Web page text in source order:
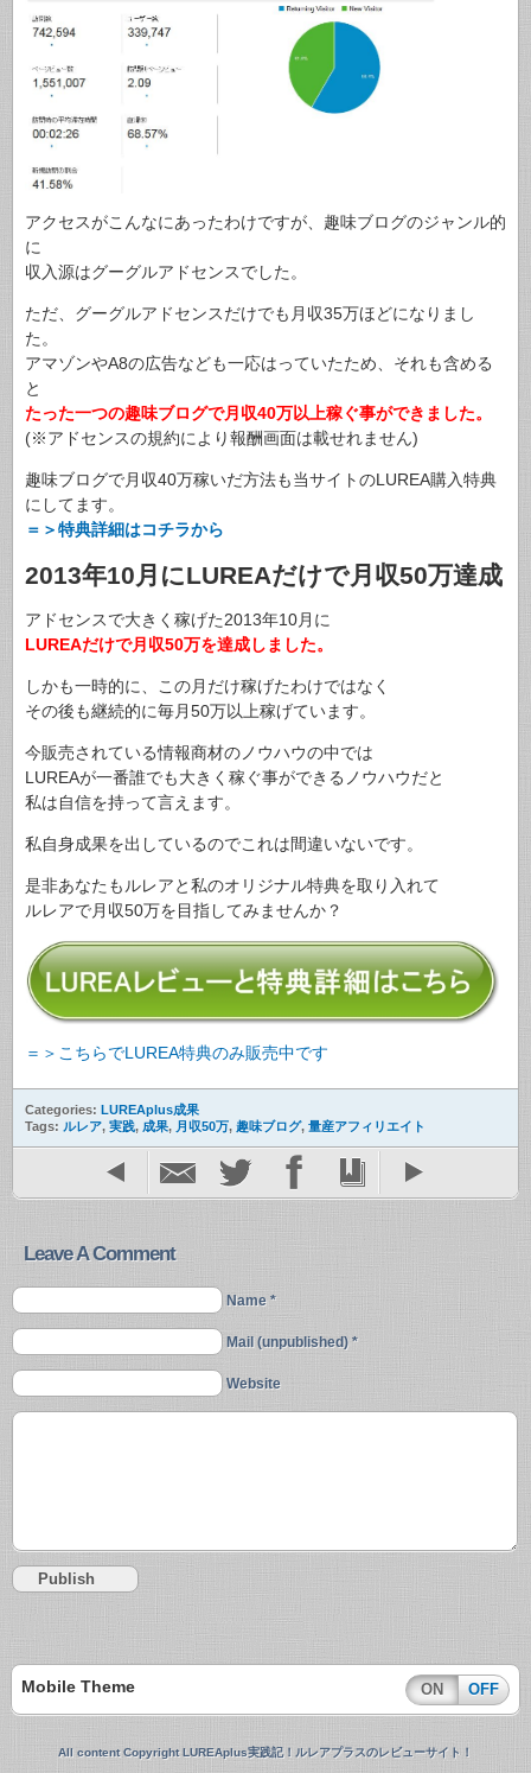
アクセスがこんなにあったわけですが、趣味ブログのジャンル的
に
収入源はグーグルアドセンスでした。
ただ、グーグルアドセンスだけでも月収35万ほどになりまし
た。
アマゾンやA8の広告なども一応はっていたため、それも含める
と
たった一つの趣味ブログで月収40万以上稼ぐ事ができました。
(※アドセンスの規約により報酬画面は載せれません)
趣味ブログで月収40万稼いだ方法も当サイトのLUREA購入特典
にしてます。
＝＞特典詳細はコチラから
2013年10月にLUREAだけで月収50万達成
アドセンスで大きく稼げた2013年10月に
LUREAだけで月収50万を達成しました。
しかも一時的に、この月だけ稼げたわけではなく
その後も継続的に毎月50万以上稼げています。
今販売されている情報商材のノウハウの中では
LUREAが一番誰でも大きく稼ぐ事ができるノウハウだと
私は自信を持って言えます。
私自身成果を出しているのでこれは間違いないです。
是非あなたもルレアと私のオリジナル特典を取り入れて
ルレアで月収50万を目指してみませんか？
＝＞こちらでLUREA特典のみ販売中です
Categories: LUREAplus成果
Tags: ルレア, 実践, 成果, 月収50万, 趣味ブログ, 量産アフィリエイト
Leave A Comment
Name *
Mail (unpublished) *
Website
Mobile Theme ON OFF
All content Copyright LUREAplus実践記！ルレアプラスのレビューサイト！